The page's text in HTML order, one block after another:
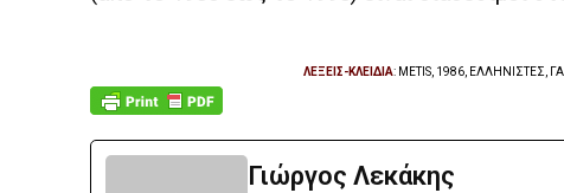
ΛΕΞΕΙΣ-ΚΛΕΙΔΙΑ: METIS, 1986, ΕΛΛΗΝΙΣΤΕΣ,
Γιώργος Λεκάκης